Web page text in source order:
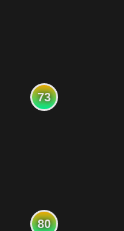
73
80